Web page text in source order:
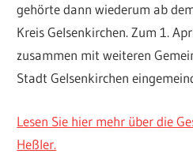
gehörte dann wiederum ab
Kreis Gelsenkirchen. Zum 1.
zusammen mit weiteren
Stadt Gelsenkirchen
Lesen Sie hier mehr über die
Heßler.